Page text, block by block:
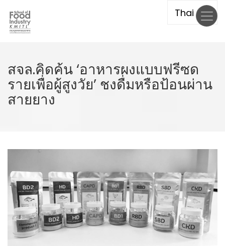
Skip
main
สจล.คิดค้น ‘อาหารผงแบบฟรีซด
รายเพื่อผู้สูงวัย’ ชงดื่มหรือป้อนผ่าน
สายยาง